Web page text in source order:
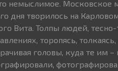
немыслимое. Московское
дня творилось на
Вита. Толпы людей,
торопясь,
головы, куда те им